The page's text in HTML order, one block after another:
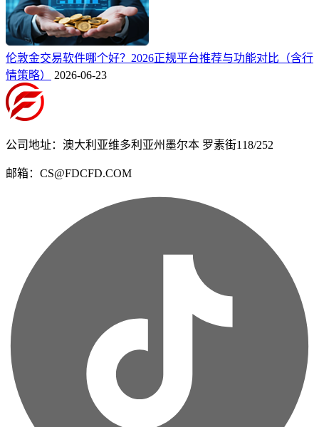
伦敦金交易软件哪个好？2026正规平台推荐与功能对比（含行
情策略）
2026-06-23
公司地址：澳大利亚维多利亚州墨尔本 罗素街118/252
邮箱：CS@FDCFD.COM